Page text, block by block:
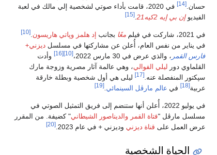
حسان. [14]
في 2020، قامت بأداء صوتي لشخصية إلي مالك في لعبة
الفيديوإن بي إيه 2كيه21 [15]
في 2021، شاركت في فيلم معًا بجانب إد هلمز وپاتي هاريسون [10]
في يناير من نفس العام، أُعلن عن مشاركتها في مسلسل ديزني+
فارس القمر ، والذي عرض في 30 مارس 2022، [10]
[16]
وأدت
القلماوي دور ليلي الفوالي، وهي عالمة آثار مصرية وزوجة مارك
سپكتور المنفصلة عنه. [17]
ليلى هي أول شخصية وبطلة خارقة
عربية[18] في عالم مارڤل السينمائي [19]
في يوليو 2022، أُعلن أنها ستنضم إلى فريق التمثيل الصوتي في
مسلسل مارڤل "فتاة القمر والديناصور الشيطاني" كضيفة. من المقرر
عرض العمل على قناة ديزني وديزني + في عام 2023. [20]
الحياة الشخصية